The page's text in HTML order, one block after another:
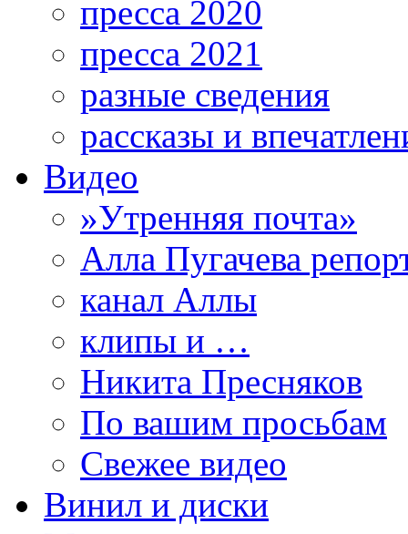
пресса 2020
пресса 2021
разные сведения
рассказы и
Видео
»Утренняя почта»
Алла Пугачева
канал Аллы
клипы и …
Никита Пресняков
По вашим просьбам
Свежее видео
Винил и диски